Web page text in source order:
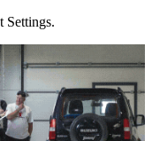
Settings.